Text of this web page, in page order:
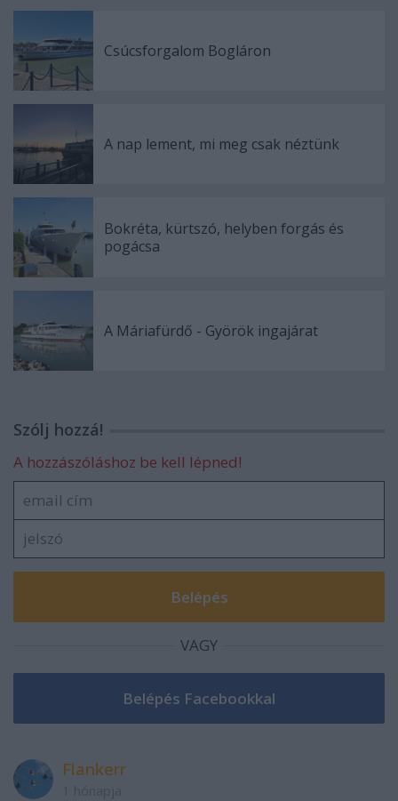
Csúcsforgalom Bogláron
A nap lement, mi meg csak néztünk
Bokréta, kürtszó, helyben forgás és
pogácsa
A Máriafürdő - Györök ingajárat
Szólj hozzá!
A hozzászóláshoz be kell lépned!
VAGY
Flankerr